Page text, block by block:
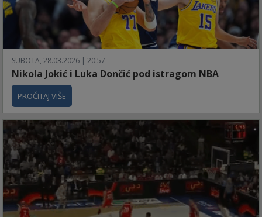
SUBOTA, 28.03.2026 | 20:57
Nikola Jokić i Luka Dončić pod istragom NBA
PROČITAJ VIŠE